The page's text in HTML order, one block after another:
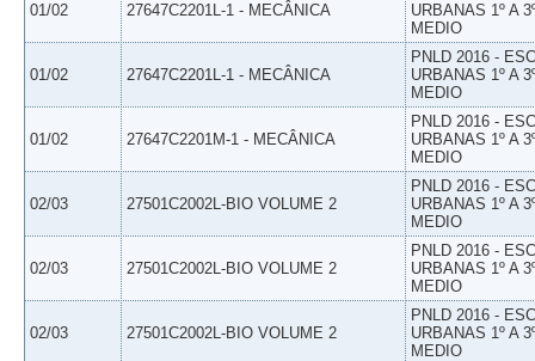
01/02 27647C2201L-1 - MECÂNICA
URBANAS 1º A
MEDIO
01/02 27647C2201L-1 - MECÂNICA
PNLD 2016 -
URBANAS 1º A
MEDIO
01/02 27647C2201M-1 - MECÂNICA
PNLD 2016 -
URBANAS 1º A
MEDIO
02/03 27501C2002L-BIO VOLUME 2
PNLD 2016 -
URBANAS 1º A
MEDIO
02/03 27501C2002L-BIO VOLUME 2
PNLD 2016 -
URBANAS 1º A
MEDIO
02/03 27501C2002L-BIO VOLUME 2
PNLD 2016 -
URBANAS 1º A
MEDIO